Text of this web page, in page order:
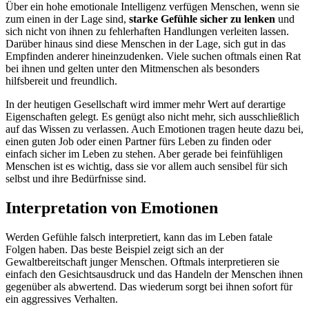
Über ein hohe emotionale Intelligenz verfügen Menschen, wenn sie
zum einen in der Lage sind, starke Gefühle sicher zu lenken und
sich nicht von ihnen zu fehlerhaften Handlungen verleiten lassen.
Darüber hinaus sind diese Menschen in der Lage, sich gut in das
Empfinden anderer hineinzudenken. Viele suchen oftmals einen Rat
bei ihnen und gelten unter den Mitmenschen als besonders
hilfsbereit und freundlich.
In der heutigen Gesellschaft wird immer mehr Wert auf derartige
Eigenschaften gelegt. Es genügt also nicht mehr, sich ausschließlich
auf das Wissen zu verlassen. Auch Emotionen tragen heute dazu bei,
einen guten Job oder einen Partner fürs Leben zu finden oder
einfach sicher im Leben zu stehen. Aber gerade bei feinfühligen
Menschen ist es wichtig, dass sie vor allem auch sensibel für sich
selbst und ihre Bedürfnisse sind.
Interpretation von Emotionen
Werden Gefühle falsch interpretiert, kann das im Leben fatale
Folgen haben. Das beste Beispiel zeigt sich an der
Gewaltbereitschaft junger Menschen. Oftmals interpretieren sie
einfach den Gesichtsausdruck und das Handeln der Menschen ihnen
gegenüber als abwertend. Das wiederum sorgt bei ihnen sofort für
ein aggressives Verhalten.